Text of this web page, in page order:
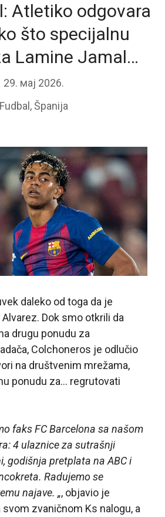
Atletiko odgovara
što specijalnu
Lamine Jamal…
29. мај 2026.
Fudbal ,Španija
daleko od toga da je
Dok smo otkrili da
drugu ponudu za
Colchoneros je odlučio
na društvenim mrežama,
ponudu za… regrutovati
faks FC Barcelona sa našom
4 ulaznice za sutrašnji
godišnja pretplata na ABC i
Radujemo se
najave. „, objavio je
zvaničnom Ks nalogu, a